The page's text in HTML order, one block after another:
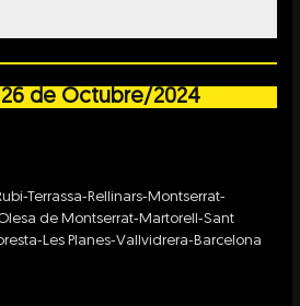
26 de Octubre/2024
Terrassa-Rellinars-Montserrat-
de Montserrat-Martorell-Sant
Les Planes-Vallvidrera-Barcelona